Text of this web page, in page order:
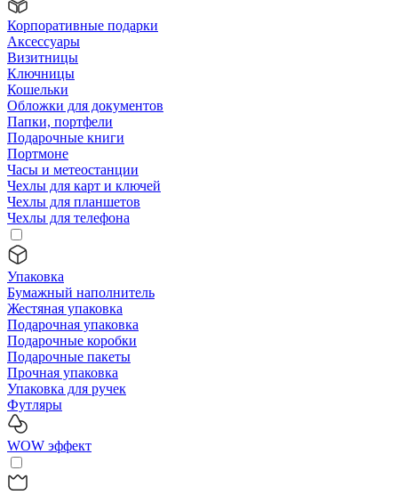
Корпоративные подарки
Аксессуары
Визитницы
Ключницы
Кошельки
Обложки для документов
Папки, портфели
Подарочные книги
Портмоне
Часы и метеостанции
Чехлы для карт и ключей
Чехлы для планшетов
Чехлы для телефона
Упаковка
Бумажный наполнитель
Жестяная упаковка
Подарочная упаковка
Подарочные коробки
Подарочные пакеты
Прочная упаковка
Упаковка для ручек
Футляры
WOW эффект